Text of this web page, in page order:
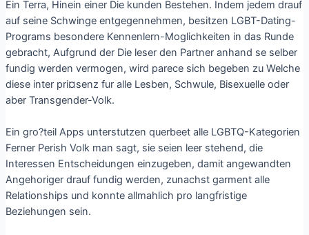
Ein Terra, Hinein einer Die kunden Bestehen. Indem jedem drauf
auf seine Schwinge entgegennehmen, besitzen LGBT-Dating-
Programs besondere Kennenlern-Moglichkeiten in das Runde
gebracht, Aufgrund der Die leser den Partner anhand se selber
fundig werden vermogen, wird parece sich begeben zu Welche
diese inter pri¤senz fur alle Lesben, Schwule, Bisexuelle oder
aber Transgender-Volk.
Ein gro?teil Apps unterstutzen querbeet alle LGBTQ-Kategorien
Ferner Perish Volk man sagt, sie seien leer stehend, die
Interessen Entscheidungen einzugeben, damit angewandten
Angehoriger drauf fundig werden, zunachst garment alle
Relationships und konnte allmahlich pro langfristige
Beziehungen sein.